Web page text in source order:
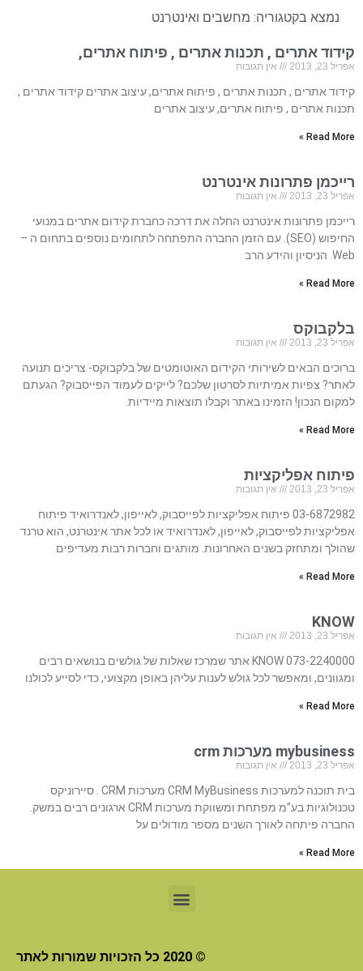
נמצא בקטגוריה: מחשבים ואינטרנט
קידוד אתרים , תכנות אתרים , פיתוח אתרים,
אפריל 23, 2013 אין תגובות
קידוד אתרים , תכנות אתרים , פיתוח אתרים, עיצוב אתרים קידוד אתרים ,
תכנות אתרים , פיתוח אתרים, עיצוב אתרים
Read More »
רייכמן פתרונות אינטרנט
אפריל 23, 2013 אין תגובות
רייכמן פתרונות אינטרנט החלה את דרכה כחברת קידום אתרים במנועי
החיפוש (SEO). עם הזמן החברה התפתחה לתחומים נוספים בתחום ה –
Web. הניסיון והידע הרב
Read More »
בלקבוקס
אפריל 23, 2013 אין תגובות
ברוכים הבאים לשירותי הקידום האוטומטים של בלקבוקס- צריכים תנועה
לאתר? צפיות אמיתיות לסרטון שלכם? לייקים לעמוד הפייסבוק? הגעתם
למקום הנכון! הזמינו באתר וקבלו תוצאות מיידיות.
Read More »
פיתוח אפליקציות
אפריל 23, 2013 אין תגובות
03-6872982 פיתוח אפליקציות לפייסבוק, לאייפון, לאנדרואיד פיתוח
אפליקציות לפייסבוק, לאייפון, לאנדרואיד או לכל אתר אינטרנט, הוא טרנד
שהולך ומתחזק בשנים האחרונות. מותגים וחברות רבות מעדיפים
Read More »
KNOW
אפריל 23, 2013 אין תגובות
073-2240000 KNOW אתר שמרכז שאלות של גולשים בנושאים רבים
ומגוונים, ומאפשר לכל גולש לענות עליהן באופן מקצועי, כדי לסייע לכולנו
Read More »
mybusiness מערכות crm
אפריל 23, 2013 אין תגובות
בית תוכנה למערכות CRM MyBusiness מערכות CRM . סיירוניקס
טכנולוגיות בע”מ מפתחת ומשווקת מערכות CRM ארגונים רבים במשק.
החברה פיתחה לאורך השנים מספר מודולים על
Read More »
© 2020 כל הזכויות שמורות לאתר